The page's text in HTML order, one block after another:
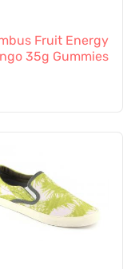
Fruit Energy
35g Gummies